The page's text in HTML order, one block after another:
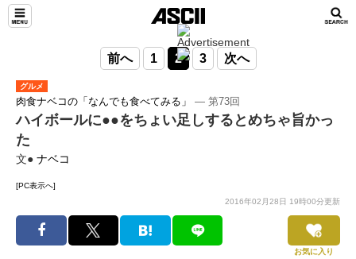
前へ 1 2 3 次へ
グルメ
肉食ナベコの「なんでも食べてみる」 ― 第73回
ハイボールに●●をちょい足しするとめちゃ旨かっ
た
文● ナベコ
[PC表示へ]
2016年02月28日 19時00分更新
お気に入り